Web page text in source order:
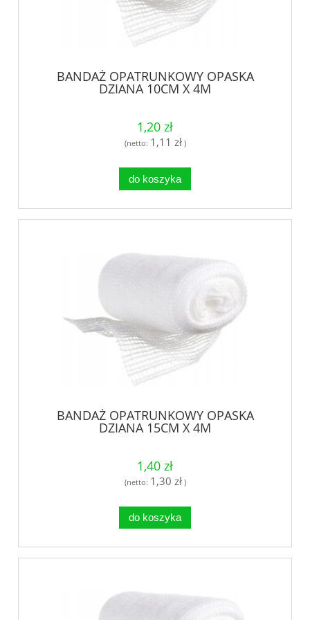
BANDAŻ OPATRUNKOWY OPASKA
DZIANA 10CM X 4M
1,20 zł
(netto: 1,11 zł)
do koszyka
BANDAŻ OPATRUNKOWY OPASKA
DZIANA 15CM X 4M
1,40 zł
(netto: 1,30 zł)
do koszyka